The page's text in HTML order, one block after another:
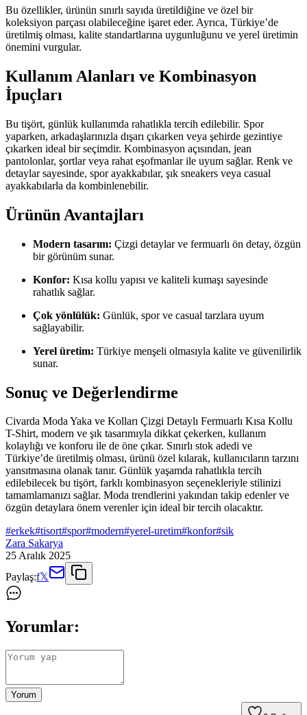
Bu özellikler, ürünün sınırlı sayıda üretildiğine ve özel bir
koleksiyon parçası olabileceğine işaret eder. Ayrıca, Türkiye’de
üretilmiş olması, kalite standartlarına uygunluğunu ve yerel üretimin
önemini vurgular.
Kullanım Alanları ve Kombinasyon
İpuçları
Bu tişört, günlük kullanımda rahatlıkla tercih edilebilir. Spor
yaparken, arkadaşlarınızla dışarı çıkarken veya şehirde gezintiye
çıkarken ideal bir seçimdir. Kombinasyon açısından, jean
pantolonlar, şortlar veya rahat eşofmanlar ile uyum sağlar. Renk ve
detaylar sayesinde, spor ayakkabılar, şık sneakers veya casual
ayakkabılarla da kombinlenebilir.
Ürünün Avantajları
Modern tasarım: Çizgi detaylar ve fermuarlı ön detay, özgün
bir görünüm sunar.
Konfor: Kısa kollu yapısı ve kaliteli kumaşı sayesinde
rahatlık sağlar.
Çok yönlülük: Günlük, spor ve casual tarzlara uyum
sağlayabilir.
Yerel üretim: Türkiye menşeli olmasıyla kalite ve güvenilirlik
sunar.
Sonuç ve Değerlendirme
Civarda Moda Yaka ve Kolları Çizgi Detaylı Fermuarlı Kısa Kollu
T-Shirt, modern ve şık tasarımıyla dikkat çekerken, kullanım
kolaylığı ve konforu ile de öne çıkar. Sınırlı stok adedi ve
Türkiye’de üretilmiş olması, ürünü özel kılarak, kullanıcıların tarzını
yansıtmasına olanak tanır. Günlük yaşamda rahatlıkla tercih
edilebilecek bu tişört, farklı kombinasyon seçenekleriyle stilinizi
tamamlamanızı sağlar. Moda trendlerini yakından takip edenler ve
özgün detaylara önem verenler için ideal bir tercih olacaktır.
#erkek#tisort#spor#modern#yerel-uretim#konfor#sik
Zara Sakarya
25 Aralık 2025
Paylaş:f𝕏
Yorumlar:
Yorum